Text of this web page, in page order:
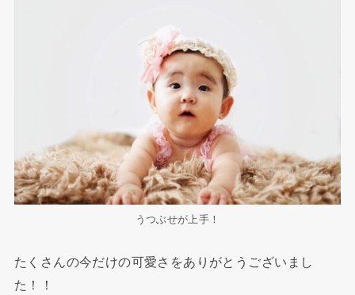
うつぶせが上手！
たくさんの今だけの可愛さをありがとうございまし
た！！